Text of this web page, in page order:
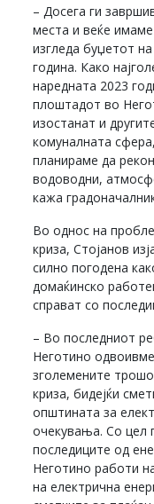
– Досега ги
места и веќе
изгледа буџетот
година. Како
наредната 2023
плоштадот во
изостанат и
комуналната
планираме да
водоводни,
кажа
Во однос на
криза, Стојанов
силно погодена
домаќинско
справат со
– Во последниот
Неготино
зголемените
криза, бидејќи
општината за
очекувања. Со цел
последиците од
Неготино работи
на електрична